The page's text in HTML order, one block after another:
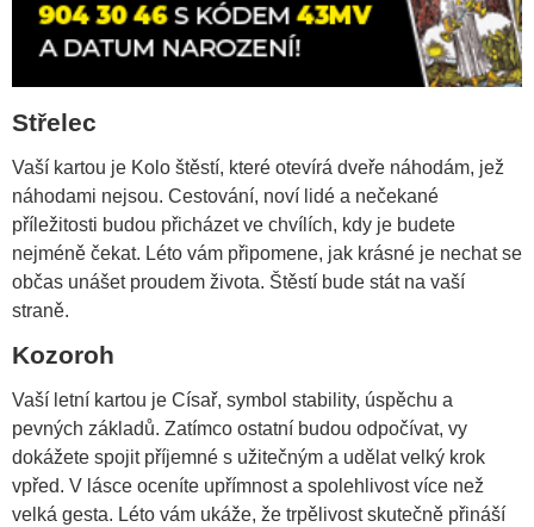
Střelec
Vaší kartou je Kolo štěstí, které otevírá dveře náhodám, jež
náhodami nejsou. Cestování, noví lidé a nečekané
příležitosti budou přicházet ve chvílích, kdy je budete
nejméně čekat. Léto vám připomene, jak krásné je nechat se
občas unášet proudem života. Štěstí bude stát na vaší
straně.
Kozoroh
Vaší letní kartou je Císař, symbol stability, úspěchu a
pevných základů. Zatímco ostatní budou odpočívat, vy
dokážete spojit příjemné s užitečným a udělat velký krok
vpřed. V lásce oceníte upřímnost a spolehlivost více než
velká gesta. Léto vám ukáže, že trpělivost skutečně přináší